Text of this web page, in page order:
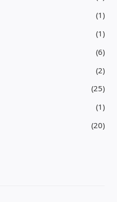
(1)
(1)
(6)
(2)
(25)
(1)
(20)